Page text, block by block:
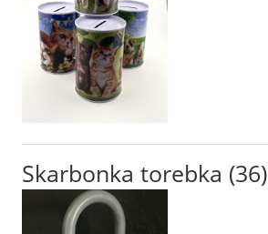
Skarbonka torebka (36)